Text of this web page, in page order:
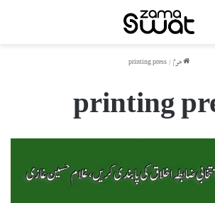
ھوم/
printing press
printing